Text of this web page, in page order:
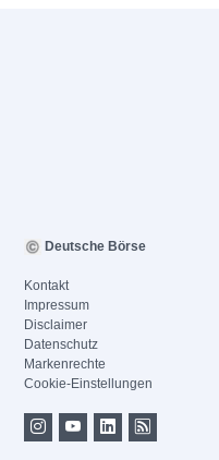
Deutsche Börse
Kontakt
Impressum
Disclaimer
Datenschutz
Markenrechte
Cookie-Einstellungen